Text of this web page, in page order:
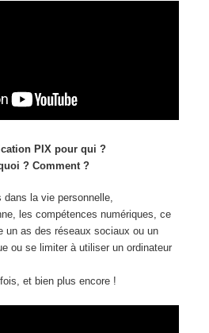
PIX pour qui ?
? Comment ?
dans la vie personnelle,
les compétences numériques, ce
un as des réseaux sociaux ou un
ou se limiter à utiliser un ordinateur
et bien plus encore !